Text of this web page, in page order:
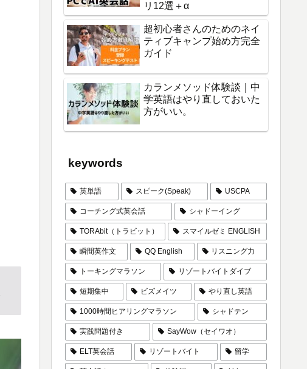
リ12選＋α
超初心者さんのためのネイ
ティブキャンプ始め方完全
ガイド
カランメソッド体験談｜中
学英語はやり直しておいた
方がいい。
keywords
英単語 スピーク(Speak) USCPA
コーチング式英会話 シャドーイング
TORAbit（トラビット） スマイルゼミ ENGLISH
瞬間英作文 QQ English リスニング力
トーキングマラソン リゾートバイトダイブ
短期集中 ビズメイツ やり直し英語
1000時間ヒアリングマラソン シャドテン
実践問題付き SayWow（セイワオ）
ELT英会話 リゾートバイト 留学